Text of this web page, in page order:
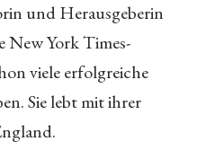
und Herausgeberin
York Times-
viele erfolgreiche
Sie lebt mit ihrer